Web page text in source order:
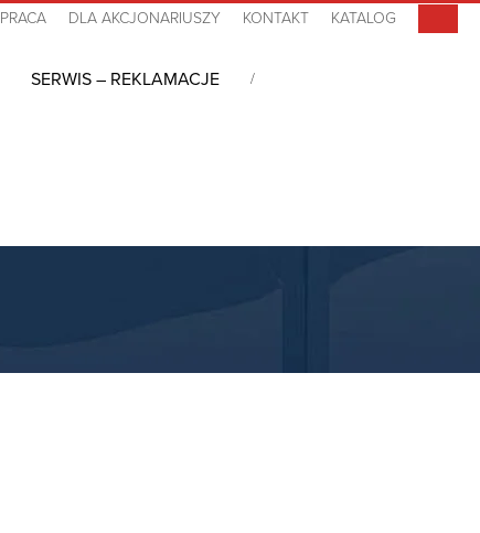
PRACA DLA AKCJONARIUSZY KONTAKT KATALOG
SERWIS – REKLAMACJE